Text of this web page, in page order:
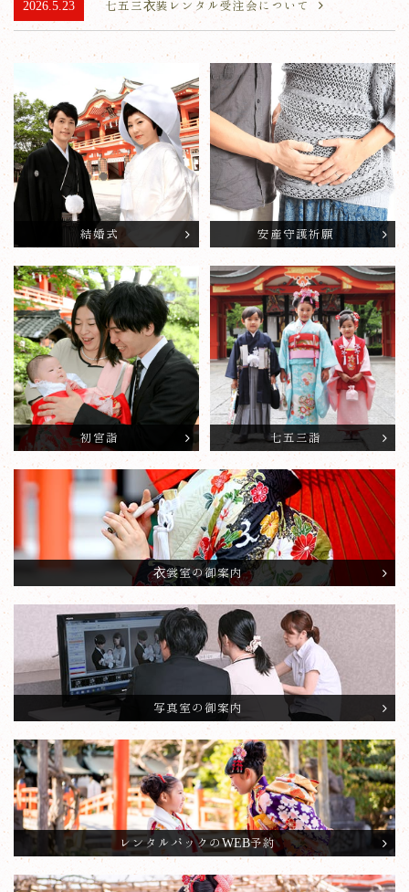
2026.5.23 七五三衣装レンタル受注会について
結婚式 安産守護祈願
初宮詣 七五三詣
衣裳室の御案内
写真室の御案内
レンタルパックのWEB予約